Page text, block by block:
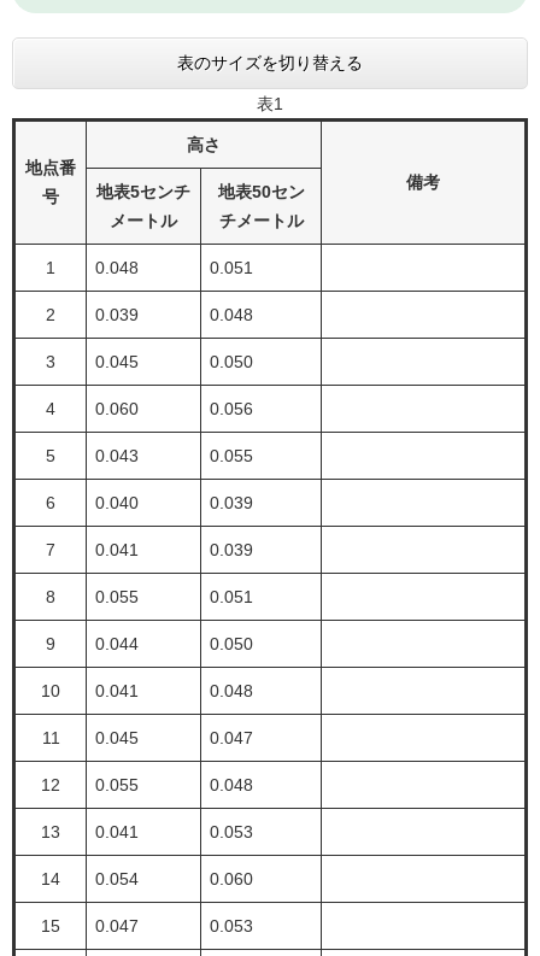
表のサイズを切り替える
表1
地点番
号
高さ
備考
地表5センチ
メートル
地表50セン
チメートル
1 0.048 0.051
2 0.039 0.048
3 0.045 0.050
4 0.060 0.056
5 0.043 0.055
6 0.040 0.039
7 0.041 0.039
8 0.055 0.051
9 0.044 0.050
10 0.041 0.048
11 0.045 0.047
12 0.055 0.048
13 0.041 0.053
14 0.054 0.060
15 0.047 0.053